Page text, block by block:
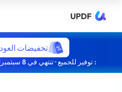
UPDF
تخفيضات
: توفير للجميع · تنتهي في 8 سبتمبر